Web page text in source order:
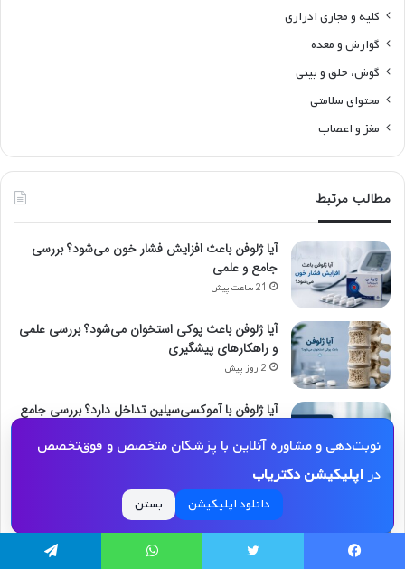
کلیه و مجاری ادراری
گوارش و معده
گوش، حلق و بینی
محتوای سلامتی
مغز و اعصاب
مطالب مرتبط
آیا ژلوفن باعث افزایش فشار خون می‌شود؟ بررسی
جامع و علمی
21 ساعت پیش
آیا ژلوفن باعث پوکی استخوان می‌شود؟ بررسی علمی
و راهکارهای پیشگیری
2 روز پیش
آیا ژلوفن با آموکسی‌سیلین تداخل دارد؟ بررسی جامع
3 روز پیش
مصرف داروی نوافن در دوران شیردهی: ایمنی، نحوه
مصرف و مقایسه با سایر داروها
4 روز پیش
نوبت‌دهی و مشاوره آنلاین با پزشکان متخصص و فوق‌تخصص
دراپلیکیشن دکتریاب
دانلود اپلیکیشن بستن